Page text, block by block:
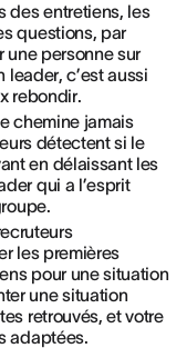
des entretiens, les
questions, par
une personne sur
leader, c’est aussi
rebondir.
chemine jamais
détectent si le
en délaissant les
qui a l’esprit
les premières
pour une situation
une situation
retrouvés, et votre
adaptées.